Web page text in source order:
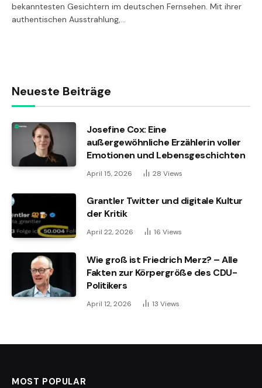
bekanntesten Gesichtern im deutschen Fernsehen. Mit ihrer
authentischen Ausstrahlung,…
Neueste Beiträge
Josefine Cox: Eine
außergewöhnliche Erzählerin voller
Emotionen und Lebensgeschichten
April 15, 2026 28 Views
Grantler Twitter und digitale Kultur
der Kritik
April 22, 2026 16 Views
Wie groß ist Friedrich Merz? – Alle
Fakten zur Körpergröße des CDU-
Politikers
April 12, 2026 13 Views
MOST POPULAR